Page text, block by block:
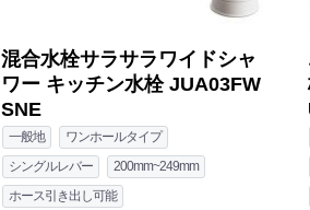
混合水栓サラサラワイドシャ
ワー キッチン水栓 JUA03FW
SNE
一般地
ワンホールタイプ
シングルレバー
200mm~249mm
ホース引き出し可能